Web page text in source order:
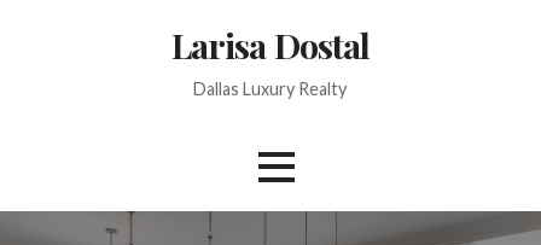
Larisa Dostal
Dallas Luxury Realty